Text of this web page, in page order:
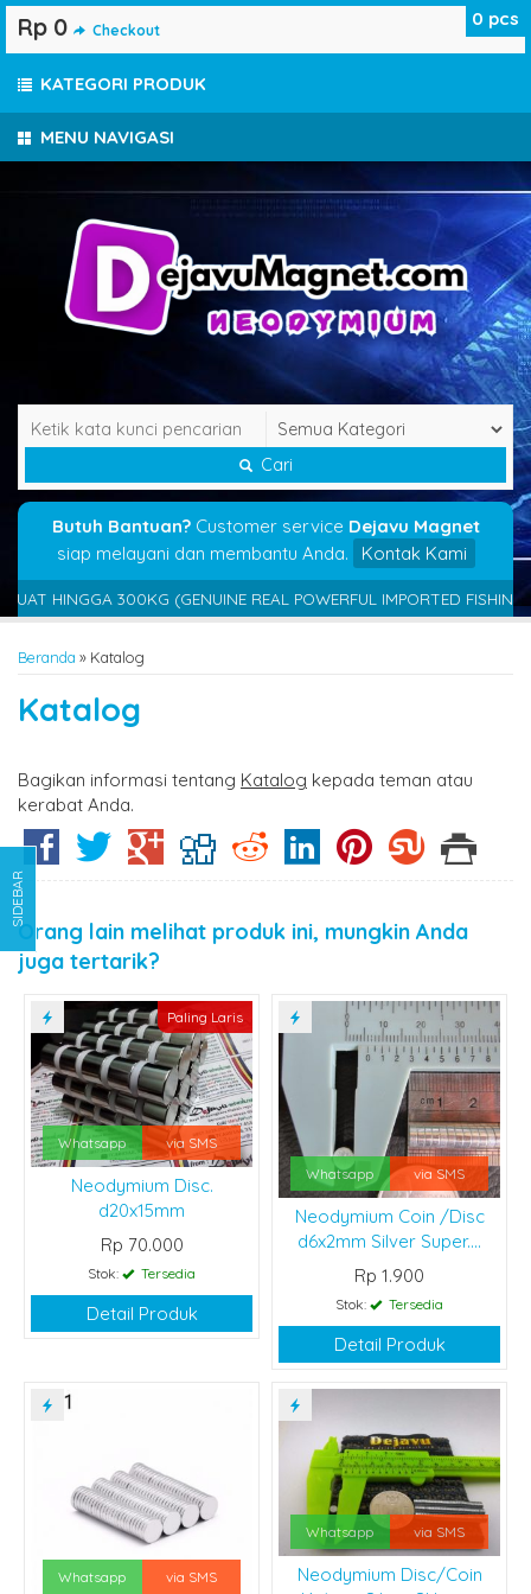
MENU NAVIGASI
Cari
Butuh Bantuan?Customer service Dejavu Magnet
siap melayani dan membantu Anda.
Kontak Kami
HINGGA 300KG (GENUINE REAL POWERFUL IMPORTED FISHING
Beranda » Katalog
Katalog
Bagikan informasi tentang Katalog kepada teman atau
kerabat Anda.
Orang lain melihat produk ini, mungkin Anda
juga tertarik?
Paling Laris
Whatsapp via SMS
Neodymium Disc.
d20x15mm
Rp 70.000
Stok: Tersedia
Detail Produk
Whatsapp via SMS
Neodymium Coin /Disc
d6x2mm Silver Super....
Rp 1.900
Stok: Tersedia
Detail Produk
Whatsapp via SMS
Whatsapp via SMS
Neodymium Disc/Coin
0 pcs
Rp 0 Checkout
KATEGORI PRODUK
SIDEBAR